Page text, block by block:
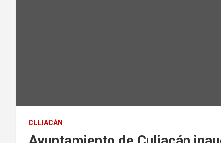
CULIACÁN